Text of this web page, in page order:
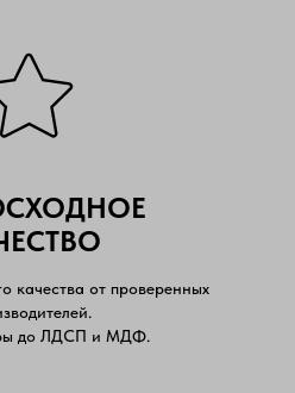
качества от проверенных
до ЛДСП и МДФ.